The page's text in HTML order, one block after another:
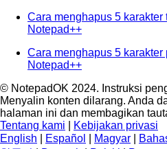
Cara menghapus 5
Notepad++
Cara menghapus 5
Notepad++
© NotepadOK 2024. Instruksi
Menyalin konten dilarang. Anda
halaman ini dan membagikan
Tentang kami
Kebijakan privasi
English
Español Magyar